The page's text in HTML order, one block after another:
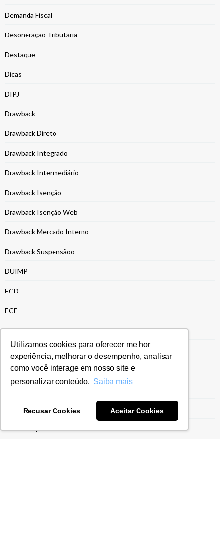
Utilizamos cookies para oferecer melhor
experiência, melhorar o desempenho, analisar
como você interage em nosso site e
personalizar conteúdo. Saiba mais
Recusar Cookies Aceitar Cookies
Demanda Fiscal
Desoneração Tributária
Destaque
Dicas
DIPJ
Drawback
Drawback Direto
Drawback Integrado
Drawback Intermediário
Drawback Isenção
Drawback Isenção Web
Drawback Mercado Interno
Drawback Suspensãoo
DUIMP
ECD
ECF
EFD-REINF
Energia e Recursos Naturais
Entrega da ECF
Escrituração Contábil Fiscal
Estrutura para Gestão do Drawback